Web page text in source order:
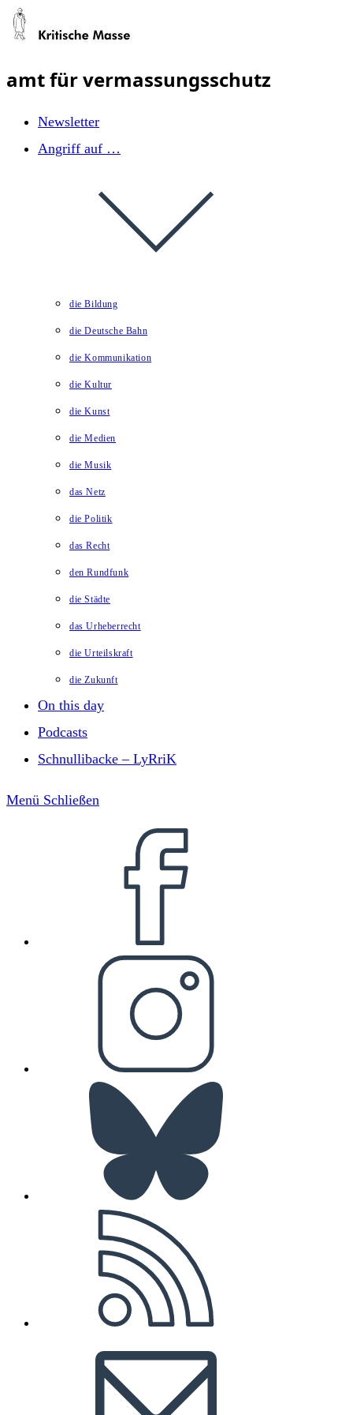
Zum
springen
amt für vermassungsschutz
Newsletter
Angriff auf …
die Bildung
die Deutsche Bahn
die Kommunikation
die Kultur
die Kunst
die Medien
die Musik
das Netz
die Politik
das Recht
den Rundfunk
die Städte
das Urheberrecht
die Urteilskraft
die Zukunft
On this day
Podcasts
Schnullibacke – LyRriK
Menü Schließen